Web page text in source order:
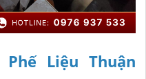
Liệu Thuận